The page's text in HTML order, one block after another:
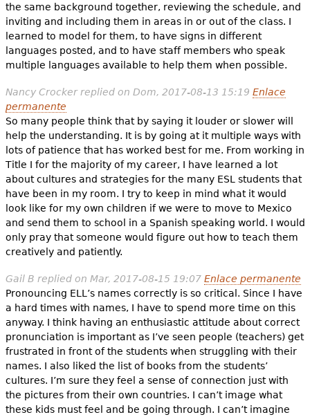
the same background together, reviewing the schedule, and
inviting and including them in areas in or out of the class. I
learned to model for them, to have signs in different
languages posted, and to have staff members who speak
multiple languages available to help them when possible.
Nancy Crockerreplied on Dom, 2017-08-13 15:19 Enlace
permanente
So many people think that by saying it louder or slower will
help the understanding. It is by going at it multiple ways with
lots of patience that has worked best for me. From working in
Title I for the majority of my career, I have learned a lot
about cultures and strategies for the many ESL students that
have been in my room. I try to keep in mind what it would
look like for my own children if we were to move to Mexico
and send them to school in a Spanish speaking world. I would
only pray that someone would figure out how to teach them
creatively and patiently.
Gail B replied on Mar, 2017-08-15 19:07 Enlace permanente
Pronouncing ELL’s names correctly is so critical. Since I have
a hard times with names, I have to spend more time on this
anyway. I think having an enthusiastic attitude about correct
pronunciation is important as I’ve seen people (teachers) get
frustrated in front of the students when struggling with their
names. I also liked the list of books from the students’
cultures. I’m sure they feel a sense of connection just with
the pictures from their own countries. I can’t image what
these kids must feel and be going through. I can’t imagine